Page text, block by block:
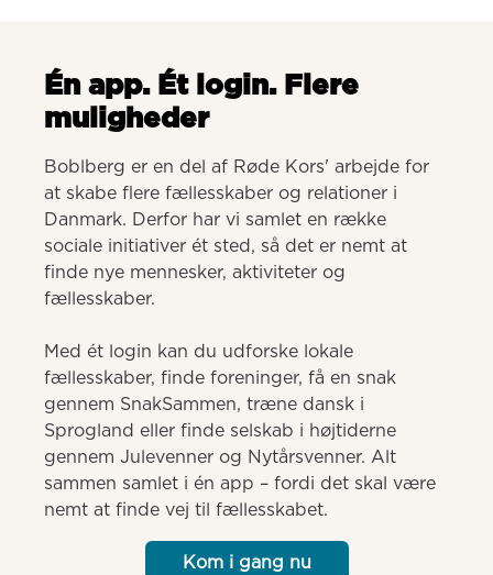
Én app. Ét login. Flere
muligheder
Boblberg er en del af Røde Kors' arbejde for
at skabe flere fællesskaber og relationer i
Danmark. Derfor har vi samlet en række
sociale initiativer ét sted, så det er nemt at
finde nye mennesker, aktiviteter og
fællesskaber.
Med ét login kan du udforske lokale
fællesskaber, finde foreninger, få en snak
gennem SnakSammen, træne dansk i
Sprogland eller finde selskab i højtiderne
gennem Julevenner og Nytårsvenner. Alt
sammen samlet i én app – fordi det skal være
nemt at finde vej til fællesskabet.
Kom i gang nu